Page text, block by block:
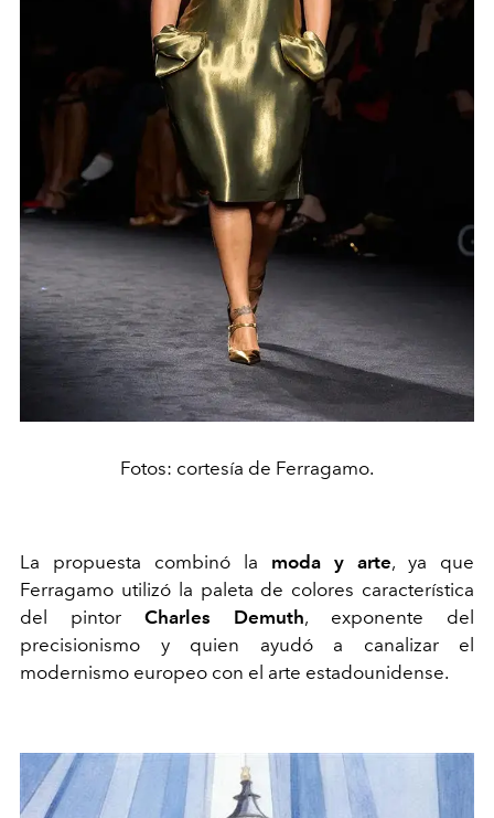
Fotos: cortesía de Ferragamo.
La propuesta combinó la moda y arte, ya que
Ferragamo utilizó la paleta de colores característica
del pintor Charles Demuth, exponente del
precisionismo y quien ayudó a canalizar el
modernismo europeo con el arte estadounidense.